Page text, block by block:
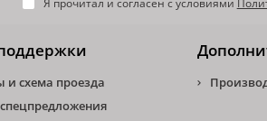
и схема проезда